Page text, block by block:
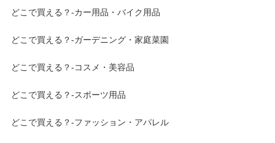
どこで買える？-カー用品・バイク用品
どこで買える？-ガーデニング・家庭菜園
どこで買える？-コスメ・美容品
どこで買える？-スポーツ用品
どこで買える？-ファッション・アパレル